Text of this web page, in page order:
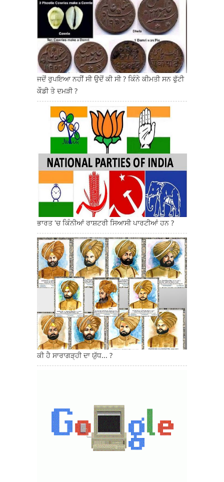
ਜਦੋਂ ਰੁਪਇਆ ਨਹੀਂ ਸੀ ਉਦੋਂ ਕੀ ਸੀ ? ਕਿੰਨੇ ਕੀਮਤੀ ਸਨ ਫੁੱਟੀ
ਕੌਡੀ ਤੇ ਦਮੜੀ ?
ਭਾਰਤ 'ਚ ਕਿੰਨੀਆਂ ਰਾਸ਼ਟਰੀ ਸਿਆਸੀ ਪਾਰਟੀਆਂ ਹਨ ?
ਕੀ ਹੈ ਸਾਰਾਗੜ੍ਹੀ ਦਾ ਯੁੱਧ... ?